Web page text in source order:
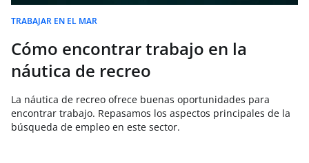
TRABAJAR EN EL MAR
Cómo encontrar trabajo en la
náutica de recreo
La náutica de recreo ofrece buenas oportunidades para
encontrar trabajo. Repasamos los aspectos principales de la
búsqueda de empleo en este sector.